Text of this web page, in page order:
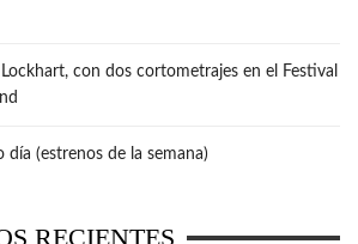
con dos cortometrajes en el Festival
(estrenos de la semana)
RECIENTES